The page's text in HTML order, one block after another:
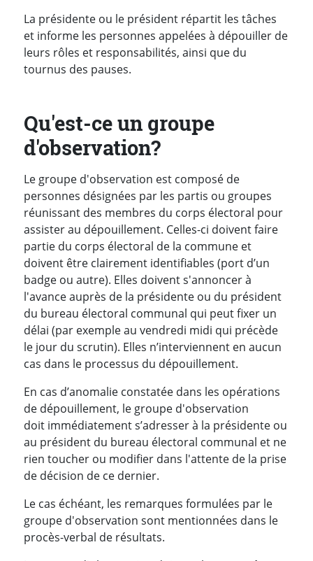
La présidente ou le président répartit les tâches
et informe les personnes appelées à dépouiller de
leurs rôles et responsabilités, ainsi que du
tournus des pauses.
Qu'est-ce un groupe
d'observation?
Le groupe d'observation est composé de
personnes désignées par les partis ou groupes
réunissant des membres du corps électoral pour
assister au dépouillement. Celles-ci doivent faire
partie du corps électoral de la commune et
doivent être clairement identifiables (port d’un
badge ou autre). Elles doivent s'annoncer à
l'avance auprès de la présidente ou du président
du bureau électoral communal qui peut fixer un
délai (par exemple au vendredi midi qui précède
le jour du scrutin). Elles n’interviennent en aucun
cas dans le processus du dépouillement.
En cas d’anomalie constatée dans les opérations
de dépouillement, le groupe d'observation
doit immédiatement s’adresser à la présidente ou
au président du bureau électoral communal et ne
rien toucher ou modifier dans l'attente de la prise
de décision de ce dernier.
Le cas échéant, les remarques formulées par le
groupe d'observation sont mentionnées dans le
procès-verbal de résultats.